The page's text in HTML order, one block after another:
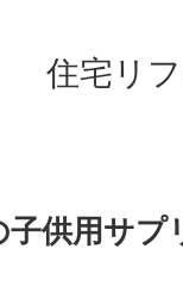
住宅リ
供用サプ